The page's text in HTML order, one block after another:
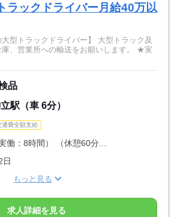
ラックドライバー月給40万以
大型トラックドライバー】 大型トラック及
営業所への輸送をお願いします。 ★実
品
駅（車 6分）
通費全額支給
働：8時間） （休憩60分...
日
もっと見る
求人詳細を見る